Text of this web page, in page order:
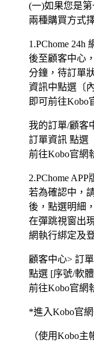
(一)如果您是
兩種購買方式
1.PChome 24h
後至顧客中心
分鐘，待訂單
資訊中點選〔
即可前往Kobo
我的訂單/顧客
訂單資訊 點選
前往Kobo官網
2.PChome
若為確認中，
後，點選明細
在彈跳視窗出
網執行綁定及
顧客中心> 訂
點選 [序號/軟
前往Kobo官網
*進入Kobo官
（使用Kobo主